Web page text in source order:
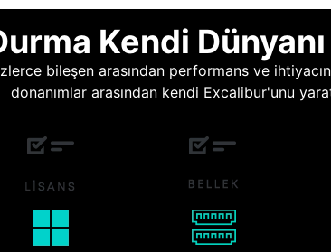
Kendi
bileşen arasından performans ve
donanımlar arasından kendi Excalibur'unu